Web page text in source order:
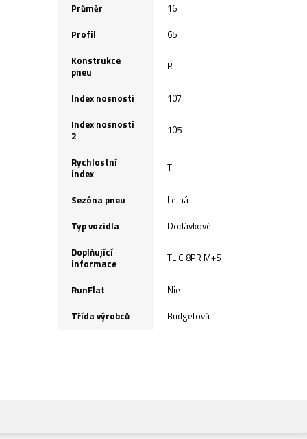
Průměr
16
Profil
65
Konstrukce
pneu
R
Index nosnosti
107
Index nosnosti
2
105
Rychlostní
index
T
Sezóna pneu
Letná
Typ vozidla
Dodávkové
Doplňující
informace
TL C 8PR M+S
RunFlat
Nie
Třída výrobců
Budgetová